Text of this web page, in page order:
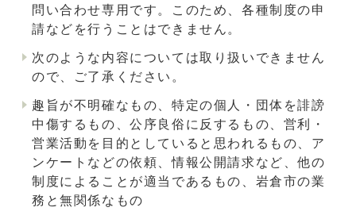
問い合わせ専用です。このため、各種制度の申
請などを行うことはできません。
次のような内容については取り扱いできません
ので、ご了承ください。
趣旨が不明確なもの、特定の個人・団体を誹謗
中傷するもの、公序良俗に反するもの、営利・
営業活動を目的としていると思われるもの、ア
ンケートなどの依頼、情報公開請求など、他の
制度によることが適当であるもの、岩倉市の業
務と無関係なもの